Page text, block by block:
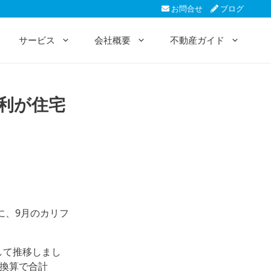
お問合せ ブログ
サービス 会社概要 不動産ガイド
が住宅
、9月のカリフ
推移しまし
算で合計